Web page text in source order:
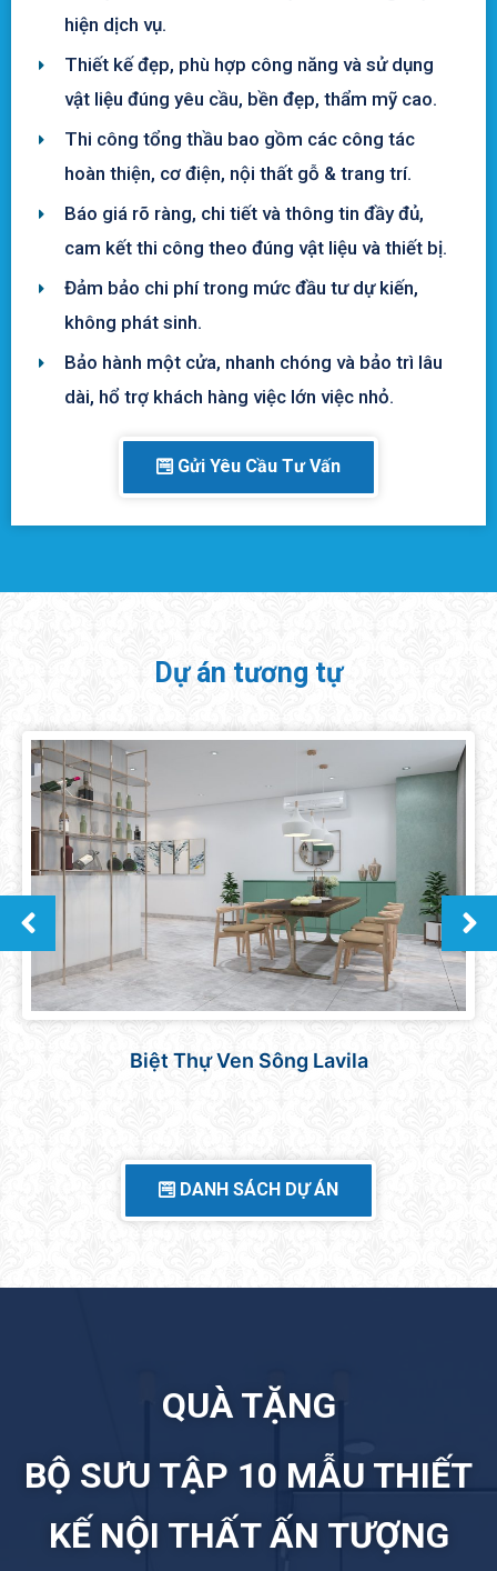
hiện dịch vụ.
Thiết kế đẹp, phù hợp công năng và sử dụng
vật liệu đúng yêu cầu, bền đẹp, thẩm mỹ cao.
Thi công tổng thầu bao gồm các công tác
hoàn thiện, cơ điện, nội thất gỗ & trang trí.
Báo giá rõ ràng, chi tiết và thông tin đầy đủ,
cam kết thi công theo đúng vật liệu và thiết bị.
Đảm bảo chi phí trong mức đầu tư dự kiến,
không phát sinh.
Bảo hành một cửa, nhanh chóng và bảo trì lâu
dài, hổ trợ khách hàng việc lớn việc nhỏ.
Gửi Yêu Cầu Tư Vấn
Dự án tương tự
Căn hộ Sunrise Central
DANH SÁCH DỰ ÁN
QUÀ TẶNG
BỘ SƯU TẬP 10 MẪU THIẾT
KẾ NỘI THẤT ẤN TƯỢNG